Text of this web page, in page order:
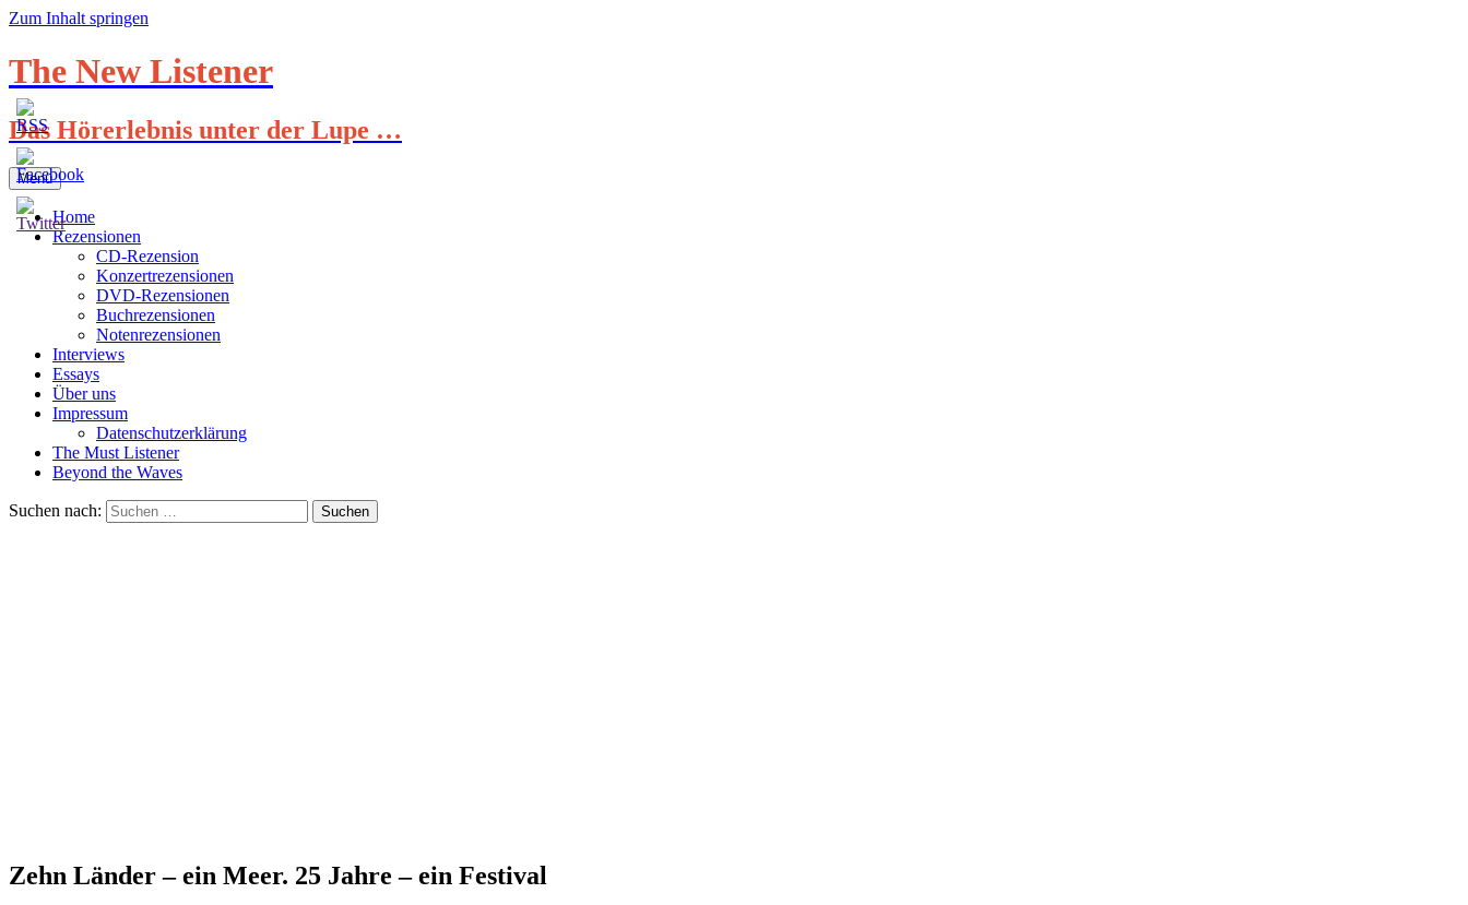
Zum Inhalt springen
The New Listener
Das Hörerlebnis unter der Lupe …
Menü
Home
Rezensionen
CD-Rezension
Konzertrezensionen
DVD-Rezensionen
Buchrezensionen
Notenrezensionen
Interviews
Essays
Über uns
Impressum
Datenschutzerklärung
The Must Listener
Beyond the Waves
Suchen nach:
Zehn Länder – ein Meer. 25 Jahre – ein Festival